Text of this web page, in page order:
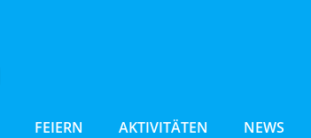
FEIERN AKTIVITÄTEN NEWS